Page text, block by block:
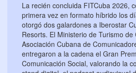
La recién concluida FITCuba 2026,
primera vez en formato híbrido los
otorgó dos galardones a Iberostar
Resorts. El Ministerio de Turismo de
Asociación Cubana de
entregaron a la cadena el Gran
Comunicación Social, valorando la